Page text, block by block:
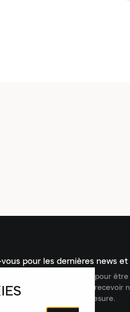
pour les dernières news
vous à la newsletter Laced pour
collections et recevoir
de produits sur mesure.